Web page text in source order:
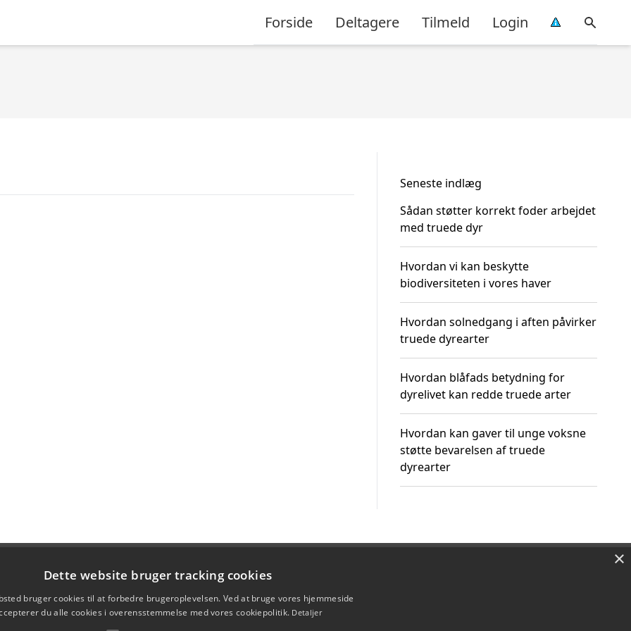
Forside Deltagere Tilmeld Login
Seneste indlæg
Sådan støtter korrekt foder arbejdet
med truede dyr
Hvordan vi kan beskytte
biodiversiteten i vores haver
Hvordan solnedgang i aften påvirker
truede dyrearter
Hvordan blåfads betydning for
dyrelivet kan redde truede arter
Hvordan kan gaver til unge voksne
støtte bevarelsen af truede
dyrearter
×
Dette website bruger tracking cookies
bruger cookies til at forbedre brugeroplevelsen. Ved at bruge vores hjemmeside
du alle cookies i overensstemmelse med vores cookiepolitik. Detaljer